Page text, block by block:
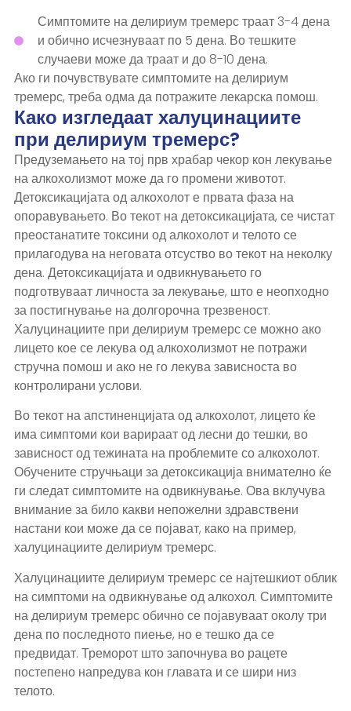
Симптомите на делириум тремерс траат 3-4 дена
и обично исчезнуваат по 5 дена. Во тешките
случаеви може да траат и до 8-10 дена.
Ако ги почувствувате симптомите на делириум
тремерс, треба одма да потражите лекарска помош.
Како изгледаат халуцинациите
при делириум тремерс?
Предуземањето на тој прв храбар чекор кон лекување
на алкохолизмот може да го промени животот.
Детоксикацијата од алкохолот е првата фаза на
опоравувањето. Во текот на детоксикацијата, се чистат
преостанатите токсини од алкохолот и телото се
прилагодува на неговата отсуство во текот на неколку
дена. Детоксикацијата и одвикнувањето го
подготвуваат личноста за лекување, што е неопходно
за постигнување на долгорочна трезвеност.
Халуцинациите при делириум тремерс се можно ако
лицето кое се лекува од алкохолизмот не потражи
стручна помош и ако не го лекува зависноста во
контролирани услови.
Во текот на апстиненцијата од алкохолот, лицето ќе
има симптоми кои варираат од лесни до тешки, во
зависност од тежината на проблемите со алкохолот.
Обучените стручњаци за детоксикација внимателно ќе
ги следат симптомите на одвикнување. Ова вклучува
внимание за било какви непожелни здравствени
настани кои може да се појават, како на пример,
халуцинациите делириум тремерс.
Халуцинациите делириум тремерс се најтешкиот облик
на симптоми на одвикнување од алкохол. Симптомите
на делириум тремерс обично се појавуваат околу три
дена по последното пиење, но е тешко да се
предвидат. Треморот што започнува во рацете
постепено напредува кон главата и се шири низ
телото.